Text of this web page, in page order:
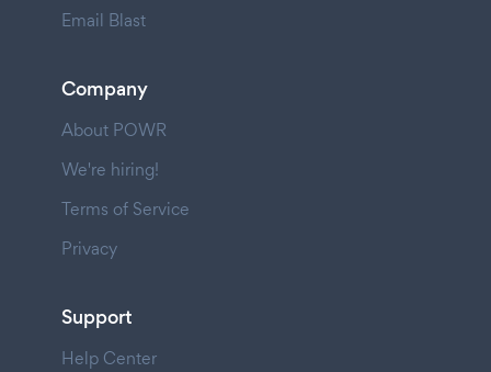
Email Blast
Company
About POWR
We're hiring!
Terms of Service
Privacy
Support
Help Center